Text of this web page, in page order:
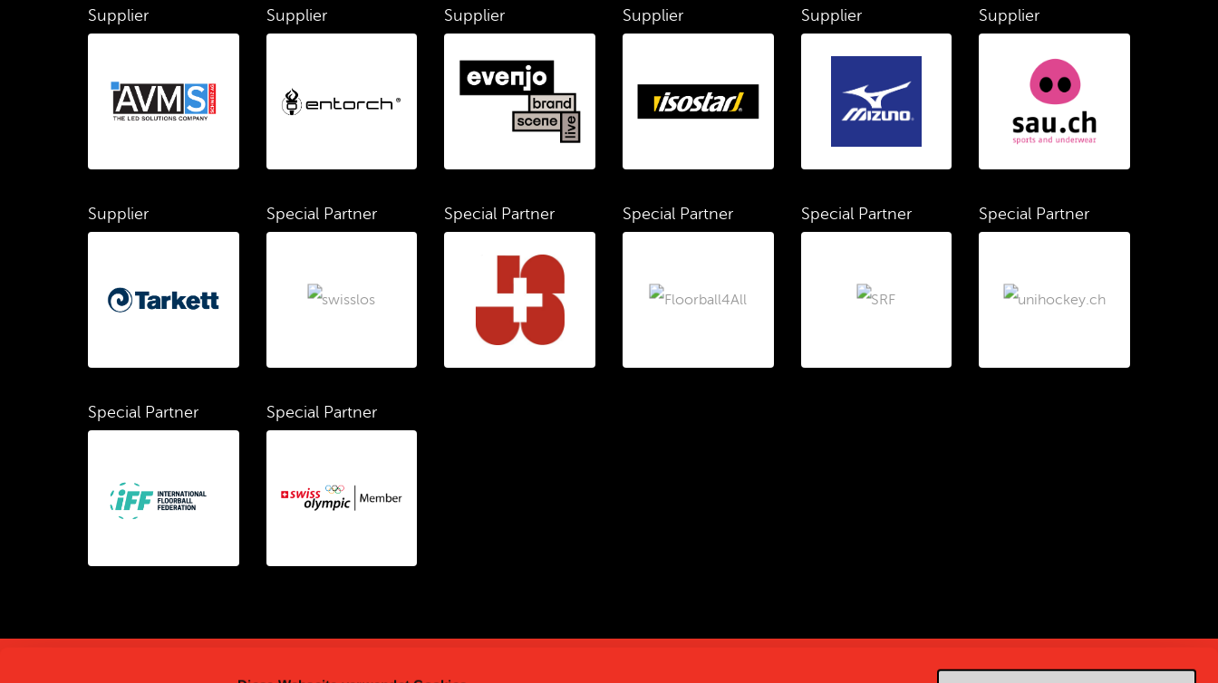
Supplier Supplier Supplier Supplier Supplier Supplier
Supplier Special Partner Special Partner Special Partner Special Partner Special Partner
Special Partner Special Partner